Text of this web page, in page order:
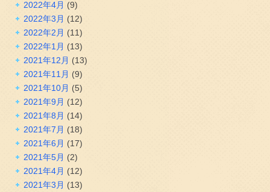
2022年4月 (9)
2022年3月 (12)
2022年2月 (11)
2022年1月 (13)
2021年12月 (13)
2021年11月 (9)
2021年10月 (5)
2021年9月 (12)
2021年8月 (14)
2021年7月 (18)
2021年6月 (17)
2021年5月 (2)
2021年4月 (12)
2021年3月 (13)